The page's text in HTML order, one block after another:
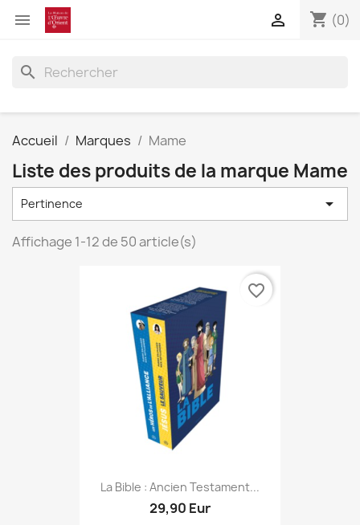
 shopping_cart (0)

search
Accueil Marques Mame
Liste des produits de la marque Mame
Pertinence 
Affichage 1-12 de 50 article(s)
La Bible : Ancien Testament...
29,90 Eur
favorite_border